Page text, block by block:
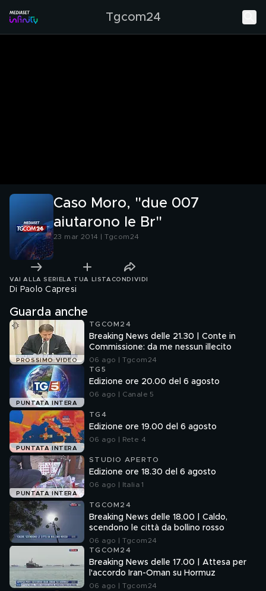
Tgcom24
Caso Moro, "due 007
aiutarono le Br"
23 mar 2014 | Tgcom24
VAI ALLA SERIE LA TUA LISTA CONDIVIDI
Di Paolo Capresi
Guarda anche
PROSSIMO VIDEO
TGCOM24
Breaking News delle 21.30 | Conte in
Commissione: da me nessun illecito
06 ago | Tgcom24
PUNTATA INTERA
TG5
Edizione ore 20.00 del 6 agosto
06 ago | Canale 5
PUNTATA INTERA
TG4
Edizione ore 19.00 del 6 agosto
06 ago | Rete 4
PUNTATA INTERA
STUDIO APERTO
Edizione ore 18.30 del 6 agosto
06 ago | Italia 1
TGCOM24
Breaking News delle 18.00 | Caldo,
scendono le città da bollino rosso
06 ago | Tgcom24
TGCOM24
Breaking News delle 17.00 | Attesa per
l'accordo Iran-Oman su Hormuz
06 ago | Tgcom24